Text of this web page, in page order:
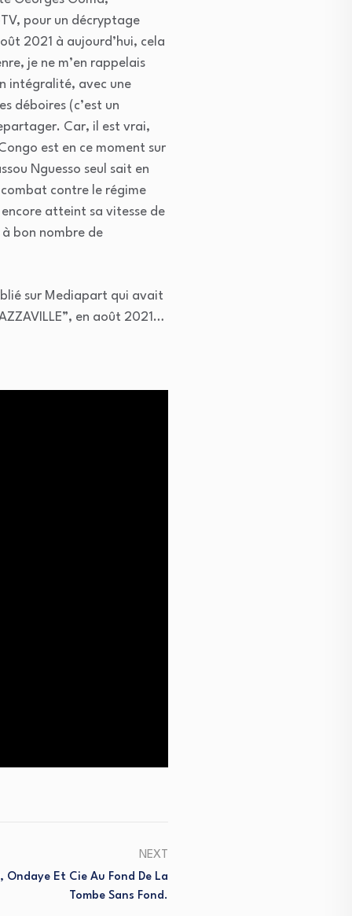
pour un décryptage
2021 à aujourd’hui, cela
je ne m’en rappelais
intégralité, avec une
déboires (c’est un
Car, il est vrai,
est en ce moment sur
Nguesso seul sait en
combat contre le régime
atteint sa vitesse de
bon nombre de
sur Mediapart qui avait
en août 2021…
NEXT
Et Cie Au Fond De La
Tombe Sans Fond.